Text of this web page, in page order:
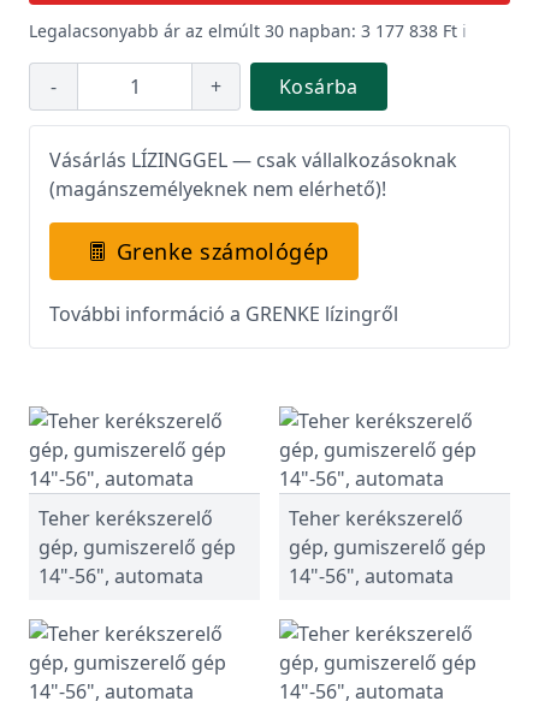
Legalacsonyabb ár az elmúlt 30 napban: 3 177 838 Ft ℹ️
- + Kosárba
Vásárlás LÍZINGGEL — csak vállalkozásoknak
(magánszemélyeknek nem elérhető)!
Grenke számológép
További információ a GRENKE lízingről
Teher kerékszerelő
gép, gumiszerelő gép
14"-56", automata
Teher kerékszerelő
gép, gumiszerelő gép
14"-56", automata